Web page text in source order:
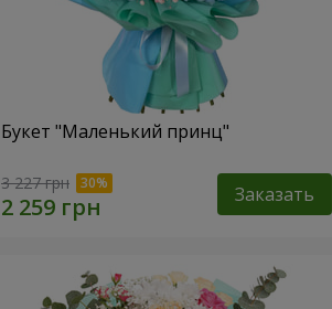
Букет "Маленький принц"
3 227 грн Заказать